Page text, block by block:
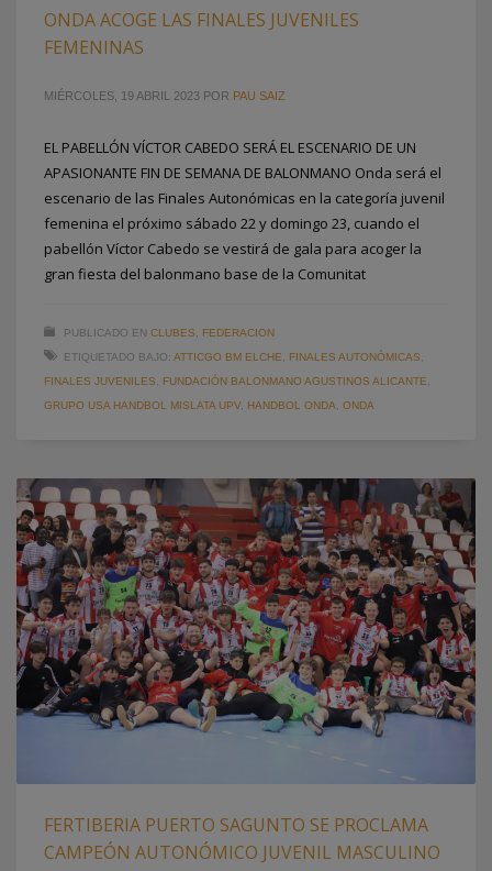
ONDA ACOGE LAS FINALES JUVENILES
FEMENINAS
MIÉRCOLES, 19 ABRIL 2023 POR PAU SAIZ
EL PABELLÓN VÍCTOR CABEDO SERÁ EL ESCENARIO DE UN
APASIONANTE FIN DE SEMANA DE BALONMANO Onda será el
escenario de las Finales Autonómicas en la categoría juvenil
femenina el próximo sábado 22 y domingo 23, cuando el
pabellón Víctor Cabedo se vestirá de gala para acoger la
gran fiesta del balonmano base de la Comunitat
PUBLICADO EN CLUBES
FEDERACION
ETIQUETADO BAJO: ATTICGO BM ELCHE FINALES AUTONÓMICAS
FINALES JUVENILES
FUNDACIÓN BALONMANO AGUSTINOS ALICANTE
GRUPO USA HANDBOL MISLATA UPV, HANDBOL ONDA ONDA
FERTIBERIA PUERTO SAGUNTO SE PROCLAMA
CAMPEÓN AUTONÓMICO JUVENIL MASCULINO